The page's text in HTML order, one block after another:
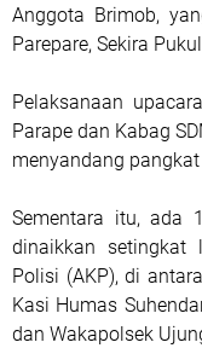
Anggota Brimob,
Parepare, Sekira
Pelaksanaan
Parape dan Kabag
menyandang
Sementara itu, ada
dinaikkan setingkat
Polisi (AKP), di
Kasi Humas
dan Wakapolsek